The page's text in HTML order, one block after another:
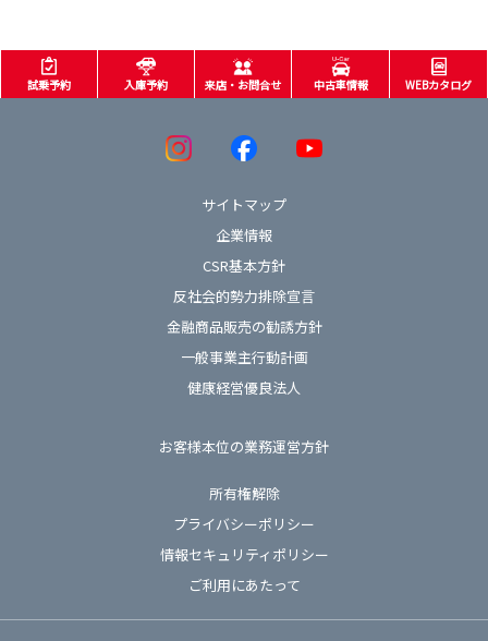
試乗予約 入庫予約 来店・お問合せ 中古車情報 WEBカタログ
サイトマップ
企業情報
CSR基本方針
反社会的勢力排除宣言
金融商品販売の勧誘方針
一般事業主行動計画
健康経営優良法人
お客様本位の業務運営方針
所有権解除
プライバシーポリシー
情報セキュリティポリシー
ご利用にあたって